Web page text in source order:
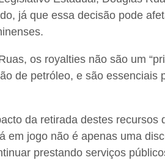
já que essa decisão pode
os royalties não são um
de petróleo, e são essenciais
da retirada destes recursos
em jogo não é apenas uma
prestando serviços